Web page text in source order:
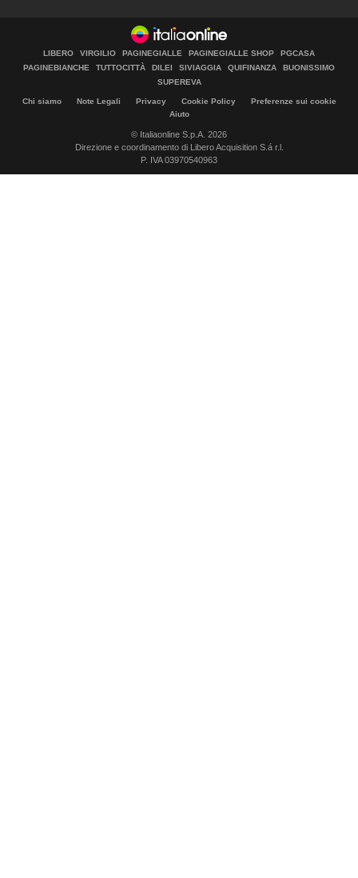
LIBERO VIRGILIO PAGINEGIALLE PAGINEGIALLE SHOP
PGCASA
PAGINEBIANCHE
TUTTOCITTÀ DILEI SIVIAGGIA QUIFINANZA
BUONISSIMO
SUPEREVA
Chi siamo Note Legali Privacy Cookie Policy
Preferenze sui cookie
Aiuto
© Italiaonline S.p.A. 2026
Direzione e coordinamento di Libero Acquisition S.á r.l.
P. IVA 03970540963